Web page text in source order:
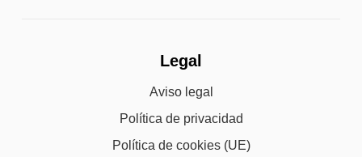
Legal
Aviso legal
Política de privacidad
Política de cookies (UE)